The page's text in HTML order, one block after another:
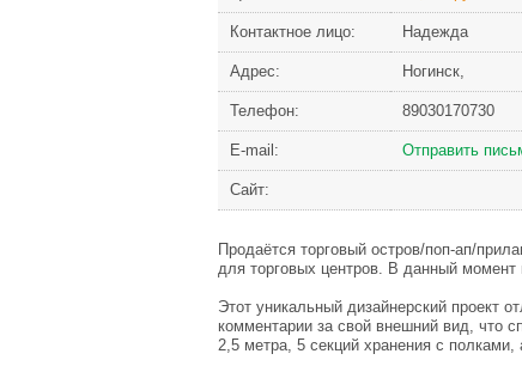
Контактное лицо: Надежда
Адрес: Ногинск,
Телефон: 89030170730
Е-mail: Отправить
Сайт:
Продаётся торговый остров/поп-ап/
для торговых центров. В данный
Этот уникальный дизайнерский проект
комментарии за свой внешний вид, что
2,5 метра, 5 секций хранения с